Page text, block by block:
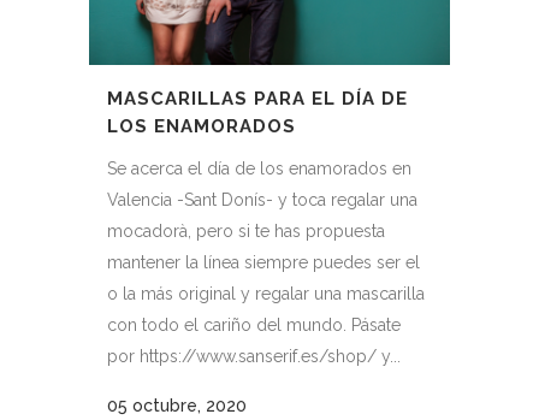
MASCARILLAS PARA EL DÍA DE
LOS ENAMORADOS
Se acerca el día de los enamorados en
Valencia -Sant Donís- y toca regalar una
mocadorà, pero si te has propuesta
mantener la línea siempre puedes ser el
o la más original y regalar una mascarilla
con todo el cariño del mundo. Pásate
por https://www.sanserif.es/shop/ y...
05 octubre, 2020